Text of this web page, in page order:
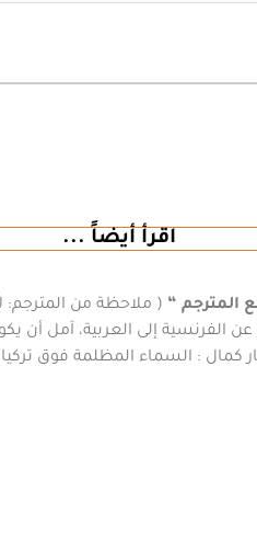
اقرأ أيضاً ...
المترجم “ ( ملاحظة من المترجم:
الفرنسية إلى العربية، آمل أن
كمال : السماء المظلمة فوق